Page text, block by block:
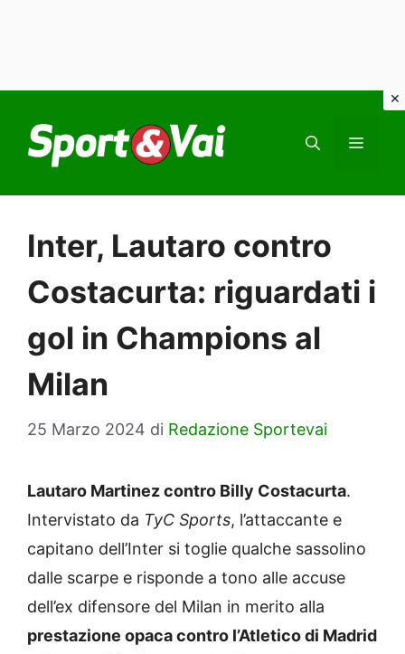
contenuto
Inter, Lautaro contro
Costacurta: riguardati i
gol in Champions al
Milan
25 Marzo 2024 di Redazione Sportevai
Lautaro Martinez contro Billy Costacurta.
Intervistato da TyC Sports, l’attaccante e
capitano dell’Inter si toglie qualche sassolino
dalle scarpe e risponde a tono alle accuse
dell’ex difensore del Milan in merito alla
prestazione opaca contro l’Atletico di Madrid